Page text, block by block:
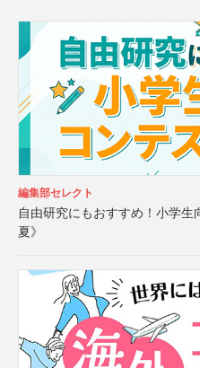
編集部セレクト
自由研究にもおすすめ！小学
夏》